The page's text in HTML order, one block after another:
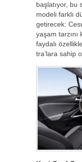
başlatıyor, bu
modeli farklı
getirecek:
yaşam tarzını
faydalı
tra’lara sahip